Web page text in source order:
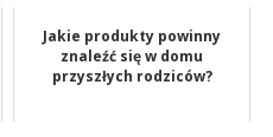
Jakie produkty powinny
znaleźć się w domu
przyszłych rodziców?